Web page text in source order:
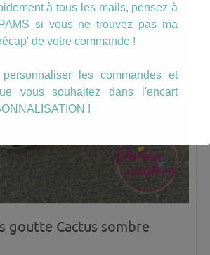
goutte Cactus sombre
à tous les mails, pensez à
si vous ne trouvez pas ma
de votre commande !
les commandes et
vous souhaitez dans l'encart
!